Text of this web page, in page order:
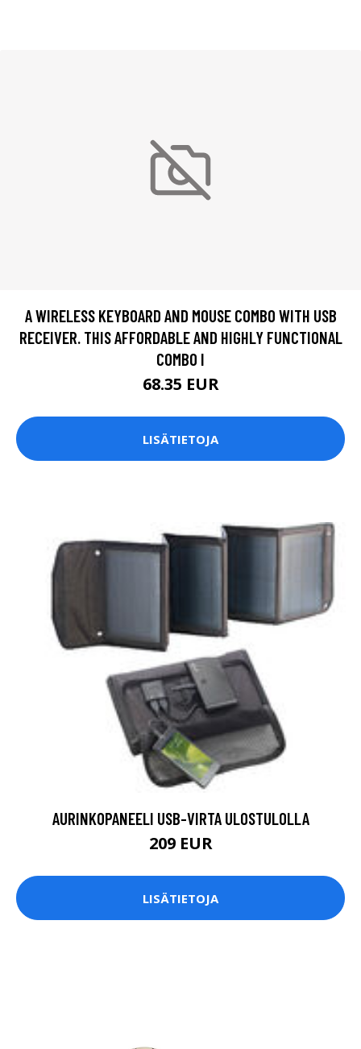
A WIRELESS KEYBOARD AND MOUSE COMBO WITH USB
RECEIVER. THIS AFFORDABLE AND HIGHLY FUNCTIONAL
COMBO I
68.35 EUR
LISÄTIETOJA
AURINKOPANEELI USB-VIRTA ULOSTULOLLA
209 EUR
LISÄTIETOJA